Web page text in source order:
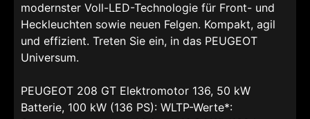
modernster Voll-LED-Technologie für Front- und
Heckleuchten sowie neuen Felgen. Kompakt, agil
und effizient. Treten Sie ein, in das PEUGEOT
Universum.
PEUGEOT 208 GT Elektromotor 136, 50 kW
Batterie, 100 kW (136 PS): WLTP-Werte*: